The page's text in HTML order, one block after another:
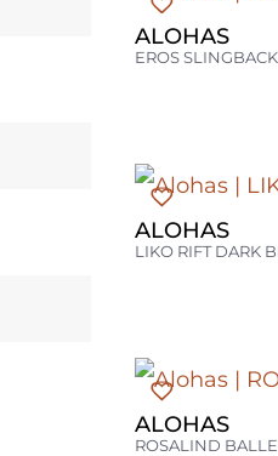
ALOHAS
EROS
ALOHAS
LIKO RIFT DARK
ALOHAS
ROSALIND